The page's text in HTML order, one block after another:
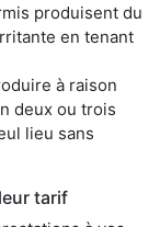
produisent du
en tenant
à raison
deux ou trois
lieu sans
tarif